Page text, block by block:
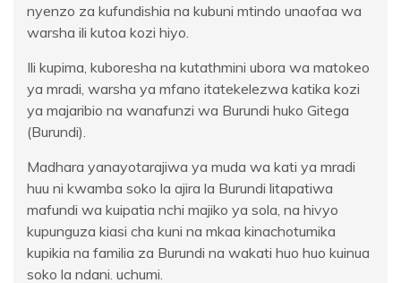
nyenzo za kufundishia na kubuni mtindo unaofaa wa
warsha ili kutoa kozi hiyo.
Ili kupima, kuboresha na kutathmini ubora wa matokeo
ya mradi, warsha ya mfano itatekelezwa katika kozi
ya majaribio na wanafunzi wa Burundi huko Gitega
(Burundi).
Madhara yanayotarajiwa ya muda wa kati ya mradi
huu ni kwamba soko la ajira la Burundi litapatiwa
mafundi wa kuipatia nchi majiko ya sola, na hivyo
kupunguza kiasi cha kuni na mkaa kinachotumika
kupikia na familia za Burundi na wakati huo huo kuinua
soko la ndani. uchumi.